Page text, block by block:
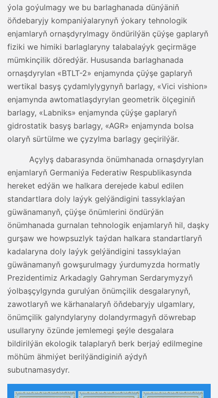
ýola goýulmagy we bu barlaghanada dünýäniň
öňdebaryjy kompaniýalarynyň ýokary tehnologik
enjamlaryň ornaşdyrylmagy öndürilýän çüýşe gaplaryň
fiziki we himiki barlaglaryny talabalaýyk geçirmäge
mümkinçilik döredýär. Hususanda barlaghanada
ornaşdyrylan «BTLT-2» enjamynda çüýşe gaplaryň
wertikal basyş çydamlylygynyň barlagy, «Vici vishion»
enjamynda awtomatlaşdyrylan geometrik ölçeginiň
barlagy, «Labniks» enjamynda çüýşe gaplaryň
gidrostatik basyş barlagy, «AGR» enjamynda bolsa
olaryň sürtülme we çyzylma barlagy geçirilýär.
Açylyş dabarasynda önümhanada ornaşdyrylan
enjamlaryň Germaniýa Federatiw Respublikasynda
hereket edýän we halkara derejede kabul edilen
standartlara doly laýyk gelýändigini tassyklaýan
güwänamanyň, çüýşe önümlerini öndürýän
önümhanada gurnalan tehnologik enjamlaryň hil, daşky
gurşaw we howpsuzlyk taýdan halkara standartlaryň
kadalaryna doly laýyk gelýändigini tassyklaýan
güwänamanyň gowşurulmagy ýurdumyzda hormatly
Prezidentimiz Arkadagly Gahryman Serdarymyzyň
ýolbaşçylgynda gurulýan önümçilik desgalarynyň,
zawotlaryň we kärhanalaryň öňdebaryjy ulgamlary,
önümçilik galyndylaryny dolandyrmagyň döwrebap
usullaryny özünde jemlemegi şeýle desgalara
bildirilýän ekologik talaplaryň berk berjaý edilmegine
möhüm ähmiýet berilýändiginiň aýdyň
subutnamasydyr.